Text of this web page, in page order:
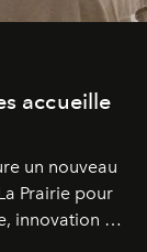
accueille
un nouveau
Prairie pour
innovation et